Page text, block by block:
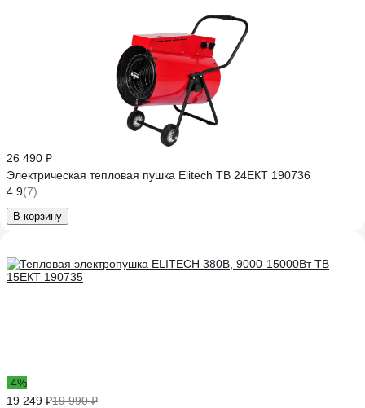
26 490 ₽
Электрическая тепловая пушка Elitech ТВ 24ЕКТ 190736
4.9(7)
В корзину
-4%
19 249 ₽19 990 ₽